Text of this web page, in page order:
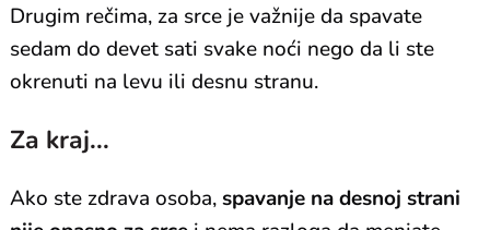
Drugim rečima, za srce je važnije da spavate
sedam do devet sati svake noći nego da li ste
okrenuti na levu ili desnu stranu.
Za kraj...
Ako ste zdrava osoba,spavanje na desnoj strani